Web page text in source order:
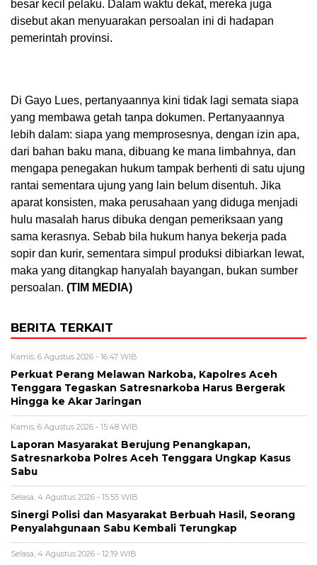
besar kecil pelaku. Dalam waktu dekat, mereka juga
disebut akan menyuarakan persoalan ini di hadapan
pemerintah provinsi.
Di Gayo Lues, pertanyaannya kini tidak lagi semata siapa
yang membawa getah tanpa dokumen. Pertanyaannya
lebih dalam: siapa yang memprosesnya, dengan izin apa,
dari bahan baku mana, dibuang ke mana limbahnya, dan
mengapa penegakan hukum tampak berhenti di satu ujung
rantai sementara ujung yang lain belum disentuh. Jika
aparat konsisten, maka perusahaan yang diduga menjadi
hulu masalah harus dibuka dengan pemeriksaan yang
sama kerasnya. Sebab bila hukum hanya bekerja pada
sopir dan kurir, sementara simpul produksi dibiarkan lewat,
maka yang ditangkap hanyalah bayangan, bukan sumber
persoalan. (TIM MEDIA)
BERITA TERKAIT
Kamis, 6 Agustus 2026 - 16:47 WIB
Perkuat Perang Melawan Narkoba, Kapolres Aceh
Tenggara Tegaskan Satresnarkoba Harus Bergerak
Hingga ke Akar Jaringan
Kamis, 6 Agustus 2026 - 15:48 WIB
Laporan Masyarakat Berujung Penangkapan,
Satresnarkoba Polres Aceh Tenggara Ungkap Kasus
Sabu
Selasa, 4 Agustus 2026 - 15:55 WIB
Sinergi Polisi dan Masyarakat Berbuah Hasil, Seorang
Penyalahgunaan Sabu Kembali Terungkap
Selasa, 4 Agustus 2026 - 12:19 WIB